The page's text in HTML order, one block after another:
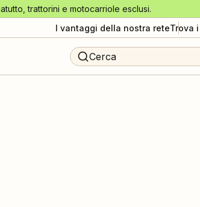
trattorini e motocarriole esclusi.
I vantaggi della nostra reteTrova
Cerca